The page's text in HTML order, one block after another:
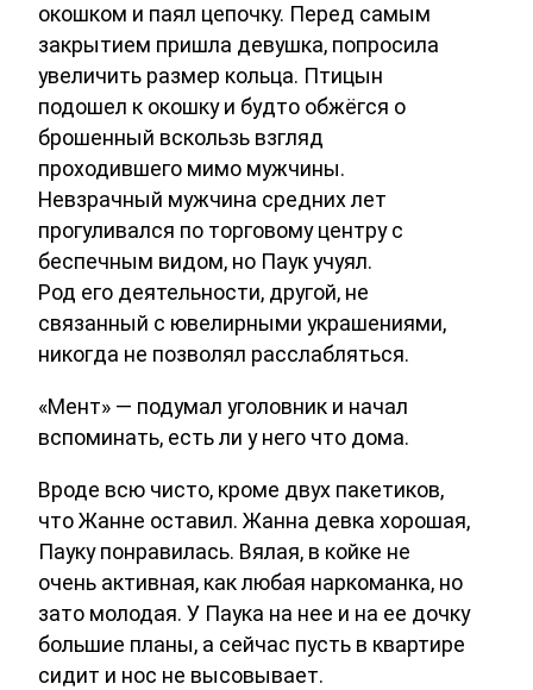
окошком и паял цепочку. Перед самым
закрытием пришла девушка, попросила
увеличить размер кольца. Птицын
подошел к окошку и будто обжёгся о
брошенный вскользь взгляд
проходившего мимо мужчины.
Невзрачный мужчина средних лет
прогуливался по торговому центру с
беспечным видом, но Паук учуял.
Род его деятельности, другой, не
связанный с ювелирными украшениями,
никогда не позволял расслабляться.
«Мент» — подумал уголовник и начал
вспоминать, есть ли у него что дома.
Вроде всю чисто, кроме двух пакетиков,
что Жанне оставил. Жанна девка хорошая,
Пауку понравилась. Вялая, в койке не
очень активная, как любая наркоманка, но
зато молодая. У Паука на нее и на ее дочку
большие планы, а сейчас пусть в квартире
сидит и нос не высовывает.